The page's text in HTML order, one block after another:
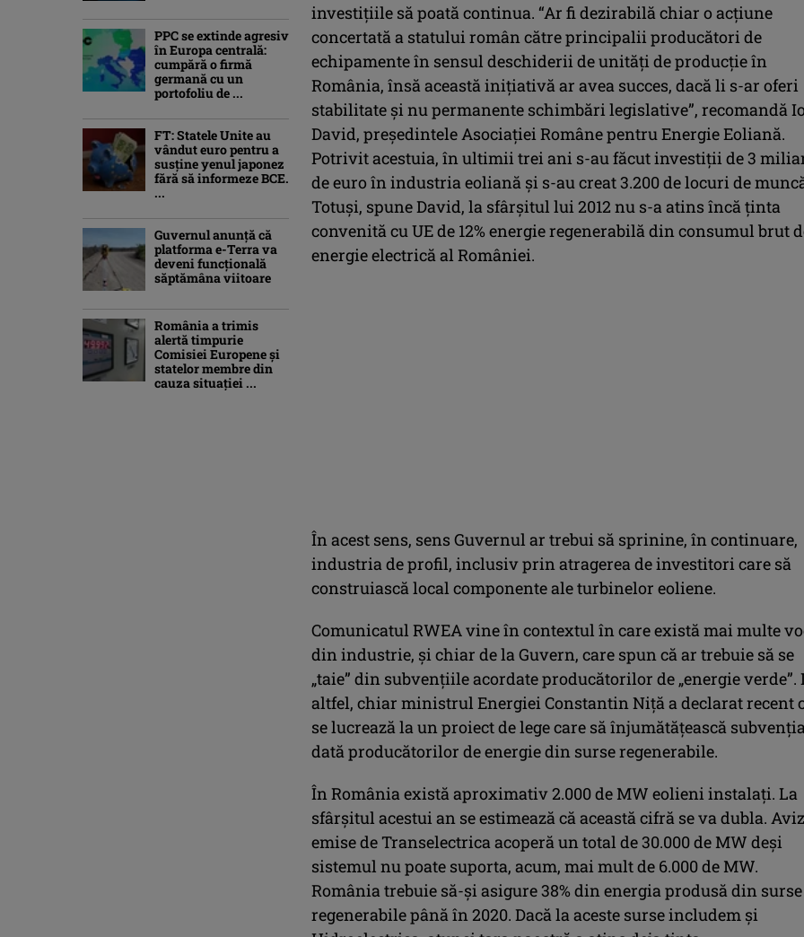
investiţiile să poată continua. “Ar fi dezirabilă chiar o acțiune
concertată a statului român către principalii producători de
echipamente în sensul deschiderii de unități de producție în
România, însă această inițiativă ar avea succes, dacă li s-ar oferi
stabilitate și nu permanente schimbări legislative”, recomandă
David, preşedintele Asociaţiei Române pentru Energie Eoliană.
Potrivit acestuia, în ultimii trei ani s-au făcut investiţii de 3
de euro în industria eoliană şi s-au creat 3.200 de locuri de
Totuşi, spune David, la sfârşitul lui 2012 nu s-a atins încă ţinta
convenită cu UE de 12% energie regenerabilă din consumul brut
energie electrică al României.
În acest sens, sens Guvernul ar trebui să sprinine, în continuare,
industria de profil, inclusiv prin atragerea de investitori care să
construiască local componente ale turbinelor eoliene.
Comunicatul RWEA vine în contextul în care există mai multe
din industrie, şi chiar de la Guvern, care spun că ar trebuie să se
„taie” din subvenţiile acordate producătorilor de „energie verde”.
altfel, chiar ministrul Energiei Constantin Niţă a declarat recent
se lucrează la un proiect de lege care să înjumătăţească
dată producătorilor de energie din surse regenerabile.
În România există aproximativ 2.000 de MW eolieni instalaţi. La
sfârşitul acestui an se estimează că această cifră se va dubla.
emise de Transelectrica acoperă un total de 30.000 de MW deşi
sistemul nu poate suporta, acum, mai mult de 6.000 de MW.
România trebuie să-şi asigure 38% din energia produsă din surse
regenerabile până în 2020. Dacă la aceste surse includem şi
PPC se extinde agresiv
în Europa centrală:
cumpără o firmă
germană cu un
portofoliu de ...
FT: Statele Unite au
vândut euro pentru a
susține yenul japonez
fără să informeze BCE.
...
Guvernul anunță că
platforma e-Terra va
deveni funcţională
săptămâna viitoare
România a trimis
alertă timpurie
Comisiei Europene și
statelor membre din
cauza situației ...